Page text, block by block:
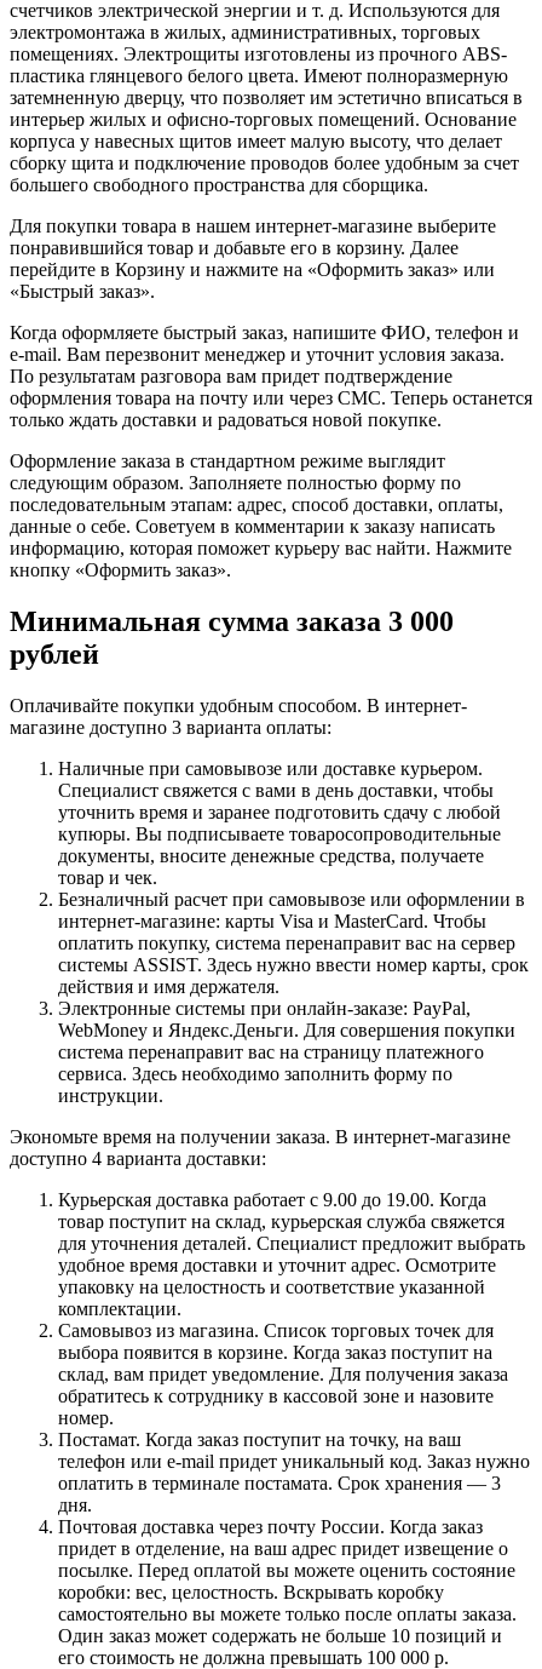
счетчиков электрической энергии и т. д. Используются для
электромонтажа в жилых, административных, торговых
помещениях. Электрощиты изготовлены из прочного ABS-
пластика глянцевого белого цвета. Имеют полноразмерную
затемненную дверцу, что позволяет им эстетично вписаться в
интерьер жилых и офисно-торговых помещений. Основание
корпуса у навесных щитов имеет малую высоту, что делает
сборку щита и подключение проводов более удобным за счет
большего свободного пространства для сборщика.
Для покупки товара в нашем интернет-магазине выберите
понравившийся товар и добавьте его в корзину. Далее
перейдите в Корзину и нажмите на «Оформить заказ» или
«Быстрый заказ».
Когда оформляете быстрый заказ, напишите ФИО, телефон и
e-mail. Вам перезвонит менеджер и уточнит условия заказа.
По результатам разговора вам придет подтверждение
оформления товара на почту или через СМС. Теперь останется
только ждать доставки и радоваться новой покупке.
Оформление заказа в стандартном режиме выглядит
следующим образом. Заполняете полностью форму по
последовательным этапам: адрес, способ доставки, оплаты,
данные о себе. Советуем в комментарии к заказу написать
информацию, которая поможет курьеру вас найти. Нажмите
кнопку «Оформить заказ».
Минимальная сумма заказа 3 000
рублей
Оплачивайте покупки удобным способом. В интернет-
магазине доступно 3 варианта оплаты:
Наличные при самовывозе или доставке курьером.
Специалист свяжется с вами в день доставки, чтобы
уточнить время и заранее подготовить сдачу с любой
купюры. Вы подписываете товаросопроводительные
документы, вносите денежные средства, получаете
товар и чек.
Безналичный расчет при самовывозе или оформлении в
интернет-магазине: карты Visa и MasterCard. Чтобы
оплатить покупку, система перенаправит вас на сервер
системы ASSIST. Здесь нужно ввести номер карты, срок
действия и имя держателя.
Электронные системы при онлайн-заказе: PayPal,
WebMoney и Яндекс.Деньги. Для совершения покупки
система перенаправит вас на страницу платежного
сервиса. Здесь необходимо заполнить форму по
инструкции.
Экономьте время на получении заказа. В интернет-магазине
доступно 4 варианта доставки:
Курьерская доставка работает с 9.00 до 19.00. Когда
товар поступит на склад, курьерская служба свяжется
для уточнения деталей. Специалист предложит выбрать
удобное время доставки и уточнит адрес. Осмотрите
упаковку на целостность и соответствие указанной
комплектации.
Самовывоз из магазина. Список торговых точек для
выбора появится в корзине. Когда заказ поступит на
склад, вам придет уведомление. Для получения заказа
обратитесь к сотруднику в кассовой зоне и назовите
номер.
Постамат. Когда заказ поступит на точку, на ваш
телефон или e-mail придет уникальный код. Заказ нужно
оплатить в терминале постамата. Срок хранения — 3
дня.
Почтовая доставка через почту России. Когда заказ
придет в отделение, на ваш адрес придет извещение о
посылке. Перед оплатой вы можете оценить состояние
коробки: вес, целостность. Вскрывать коробку
самостоятельно вы можете только после оплаты заказа.
Один заказ может содержать не больше 10 позиций и
его стоимость не должна превышать 100 000 р.